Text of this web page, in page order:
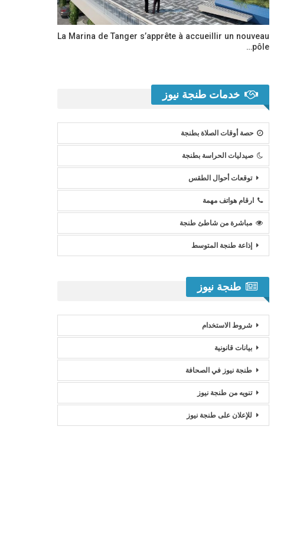
La Marina de Tanger s’apprête à accueillir un nouveau
pôle…
خدمات طنجة نيوز
حصة أوقات الصلاة بطنجة
صيدليات الحراسة بطنجة
توقعات أحوال الطقس
ارقام هواتف مهمة
مباشرة من شاطئ طنجة
إذاعة طنجة المتوسط
طنجة نيوز
شروط الاستخدام
بيانات قانونية
طنجة نيوز في الصحافة
تنويه من طنجة نيوز
للإعلان على طنجة نيوز